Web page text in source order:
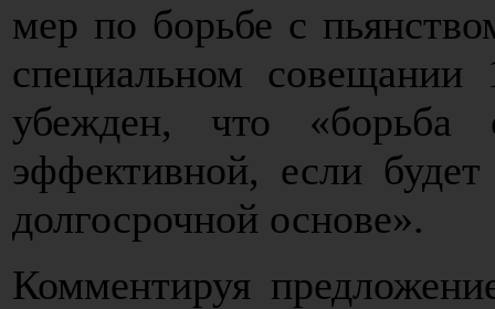
мер по борьбе с
специальном
убежден, что «борьба
эффективной, если
долгосрочной основе».
Комментируя